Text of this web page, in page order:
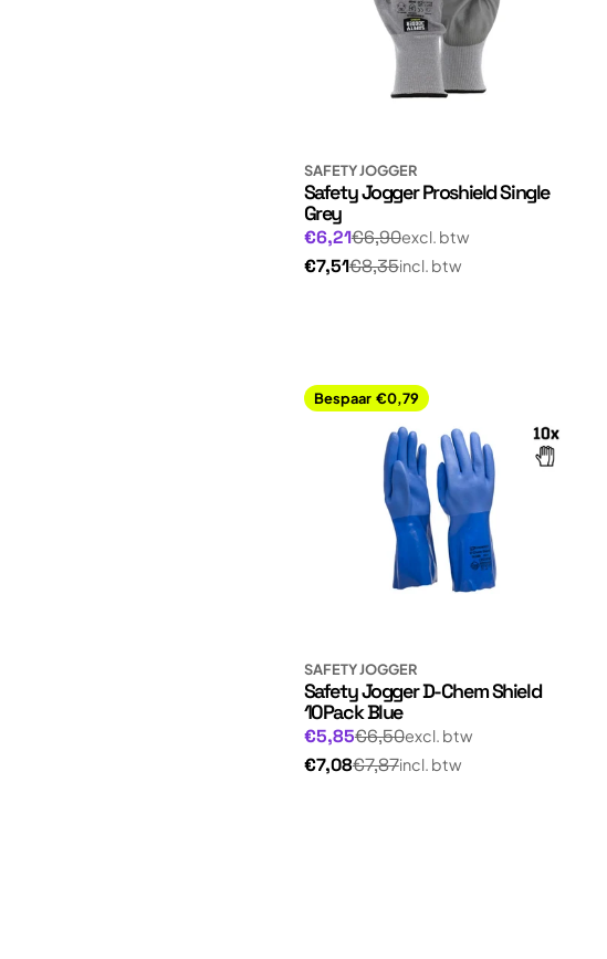
SAFETY JOGGER
Safety Jogger Proshield Single
Grey
Aanbiedingsprijs
€6,21
Normale
prijs
€6,90excl. btw
€7,51
Normale€8,35incl. btw
Bespaar €0,79
SAFETY JOGGER
Safety Jogger D-Chem Shield
10Pack Blue
Aanbiedingsprijs
€5,85
Normale
prijs
€6,50excl. btw
€7,08
Normale€7,87incl. btw